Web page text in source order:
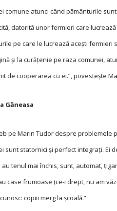
comune atunci când pământurile
datorită unor fermieri care
pe care le lucrează acești
și la curăţenie pe raza comunei,
de cooperarea cu ei.”, povestește
Găneasa
pe Marin Tudor despre problemele
sunt statornici și perfect integraţi. Ei
au tenul mai închis, sunt, automat,
case frumoase (ce-i drept, nu am
copiii merg la școală.”